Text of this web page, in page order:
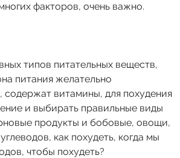
факторов, очень важно.
типов питательных веществ,
питания желательно
содержат витамины, для похудения
и выбирать правильные виды
продукты и бобовые, овощи,
как похудеть, когда мы
чтобы похудеть?